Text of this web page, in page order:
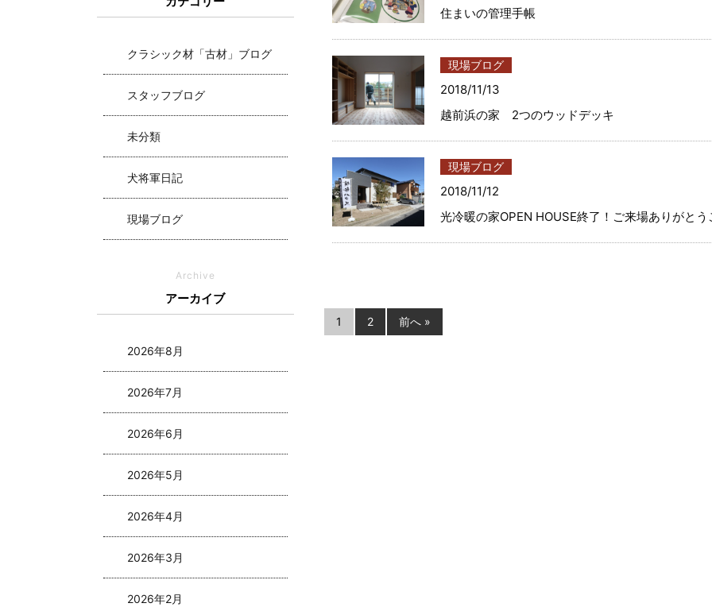
住まいの管理手帳
現場ブログ
2018/11/13
越前浜の家 2つのウッドデッキ
現場ブログ
2018/11/12
光冷暖の家OPEN HOUSE終了！ご来場ありがと
1 2 前へ »
クラシック材「古材」ブログ
スタッフブログ
未分類
犬将軍日記
現場ブログ
Archive
アーカイブ
2026年8月
2026年7月
2026年6月
2026年5月
2026年4月
2026年3月
2026年2月